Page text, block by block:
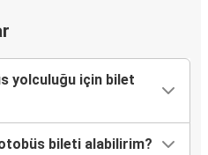
yolculuğu için bilet
bileti alabilirim?